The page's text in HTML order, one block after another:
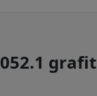
grafit